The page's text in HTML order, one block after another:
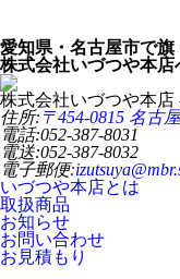
愛知県・名古屋市で
株式会社いづつや本店
株式会社いづつや本店
住所: 〒454-0815 名古
電話:052-387-8031
電送:052-387-8032
電子郵便
いづつや本店とは
取扱商品
お知らせ
お問い合わせ
お見積もり